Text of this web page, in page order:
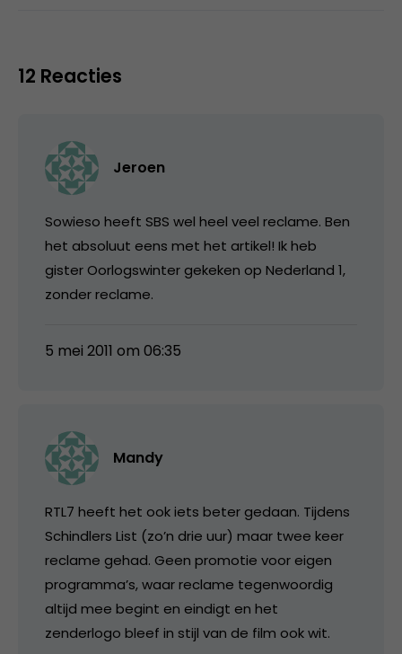
12 Reacties
Jeroen
Sowieso heeft SBS wel heel veel reclame. Ben
het absoluut eens met het artikel! Ik heb
gister Oorlogswinter gekeken op Nederland 1,
zonder reclame.
5 mei 2011 om 06:35
Mandy
RTL7 heeft het ook iets beter gedaan. Tijdens
Schindlers List (zo’n drie uur) maar twee keer
reclame gehad. Geen promotie voor eigen
programma’s, waar reclame tegenwoordig
altijd mee begint en eindigt en het
zenderlogo bleef in stijl van de film ook wit.